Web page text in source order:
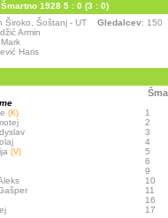
1928 5 : 0 (3 : 0)
Široko, Šoštanj - UT Gledalcev: 150
Armin
Haris
(K)
(V)
1
2
3
4
5
6
9
10
11
16
17